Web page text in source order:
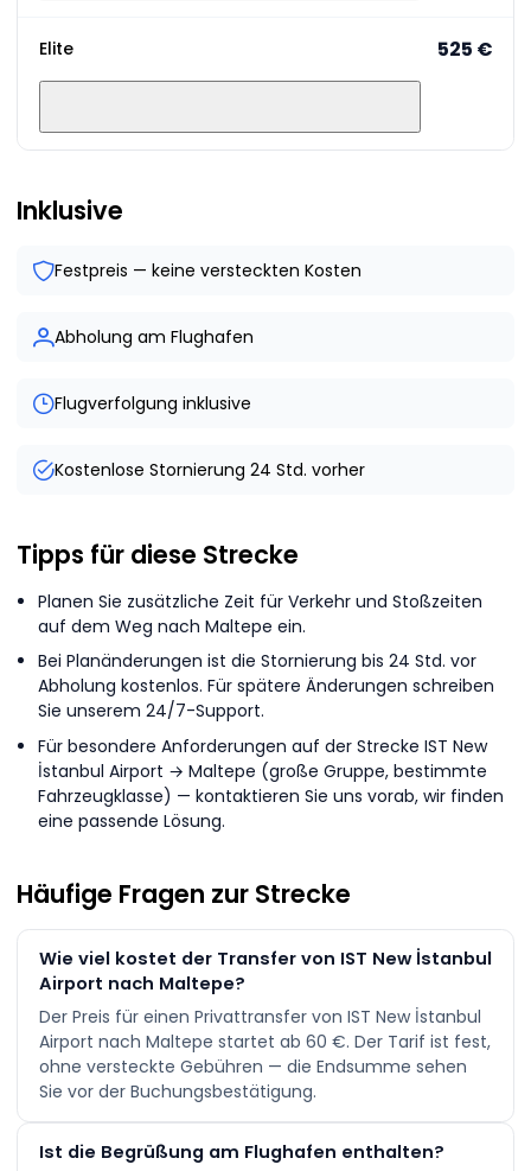
Elite 525 €
Inklusive
Festpreis — keine versteckten Kosten
Abholung am Flughafen
Flugverfolgung inklusive
Kostenlose Stornierung 24 Std. vorher
Tipps für diese Strecke
Planen Sie zusätzliche Zeit für Verkehr und Stoßzeiten
auf dem Weg nach Maltepe ein.
Bei Planänderungen ist die Stornierung bis 24 Std. vor
Abholung kostenlos. Für spätere Änderungen schreiben
Sie unserem 24/7-Support.
Für besondere Anforderungen auf der Strecke IST New
İstanbul Airport → Maltepe (große Gruppe, bestimmte
Fahrzeugklasse) — kontaktieren Sie uns vorab, wir finden
eine passende Lösung.
Häufige Fragen zur Strecke
Wie viel kostet der Transfer von IST New İstanbul
Airport nach Maltepe?
Der Preis für einen Privattransfer von IST New İstanbul
Airport nach Maltepe startet ab 60 €. Der Tarif ist fest,
ohne versteckte Gebühren — die Endsumme sehen
Sie vor der Buchungsbestätigung.
Ist die Begrüßung am Flughafen enthalten?